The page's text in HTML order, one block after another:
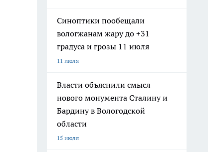
Синоптики пообещали
вологжанам жару до +31
градуса и грозы 11 июля
11 июля
Власти объяснили смысл
нового монумента Сталину и
Бардину в Вологодской
области
15 июля